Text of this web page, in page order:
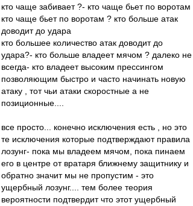
кто чаще забивает ?- кто чаще бьет по воротам
кто чаще бьет по воротам ? кто больше атак
доводит до удара
кто большее количество атак доводит до
удара?- кто больше владеет мячом ? далеко не
всегда- кто владеет высоким прессингом
позволяющим быстро и часто начинать новую
атаку , тот чьи атаки скоростные а не
позиционные....
все просто... конечно исключения есть , но это
те исключения которые подтверждают правила
лозунг- пока мы владеем мячом, пока пинаем
его в центре от вратаря ближнему защитнику и
обратно значит мы не пропустим - это
ущербный лозунг.... тем более теория
вероятности подтвердит что этот ущербный